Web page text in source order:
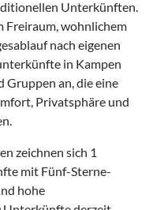
Unterkünften.
Freiraum, wohnlichem
nach eigenen
in Kampen
Gruppen an, die eine
Privatsphäre und
zeichnen sich 1
mit Fünf-Sterne-
hohe